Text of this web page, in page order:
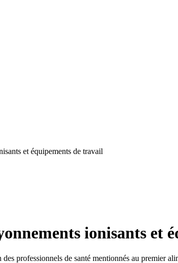
et équipements de travail
ionisants et
professionnels de santé mentionnés au premier